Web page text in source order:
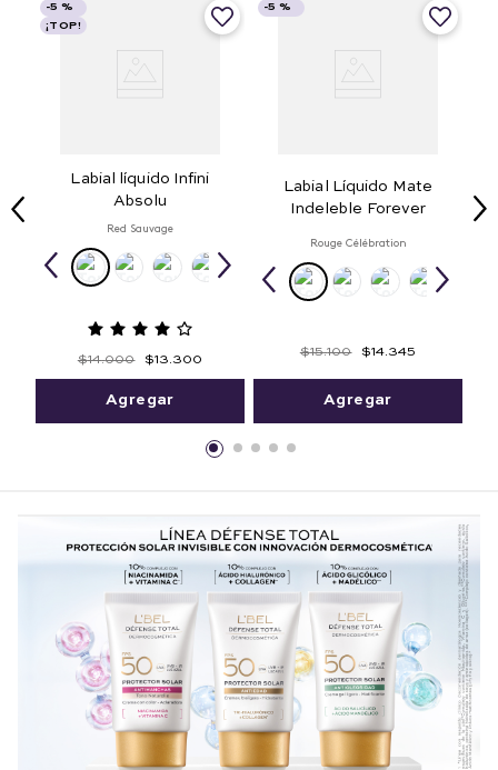
-5 %
¡TOP!
Labial líquido Infini
Absolu
Red Sauvage
$14.000 $13.300
Agregar
-5 %
Labial Líquido Mate
Indeleble Forever
Rouge Célébration
$15.100 $14.345
Agregar